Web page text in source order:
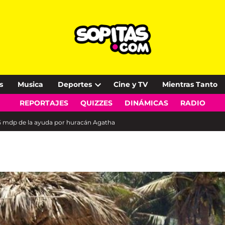
Musica Deportes
Open
dropdown
Cine y TV Mientras Tanto
REPORTAJES QUIZZES DINÁMICAS RADIO
mdp de la ayuda por huracán Agatha